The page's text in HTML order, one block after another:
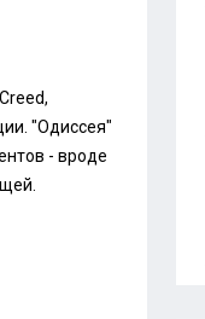
"Одиссея"
- вроде